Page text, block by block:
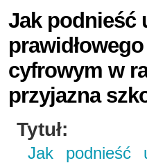
Jak podnieść
cyfrowym w
przyjazna
Tytuł:
Jak podnieść